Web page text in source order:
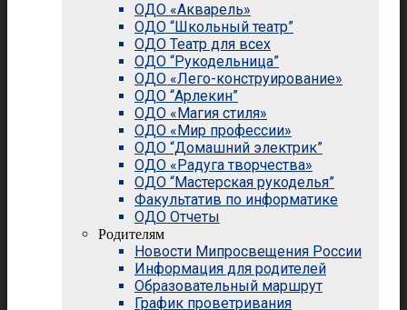
ОДО «Акварель»
ОДО “Школьный театр”
ОДО Театр для всех
ОДО “Рукодельница”
ОДО «Лего-конструирование»
ОДО “Арлекин”
ОДО «Магия стиля»
ОДО «Мир профессии»
ОДО “Домашний электрик”
ОДО «Радуга творчества»
ОДО “Мастерская рукоделья”
Факультатив по информатике
ОДО Отчеты
Родителям
Новости Мипросвещения России
Информация для родителей
Образовательный маршрут
График проветривания